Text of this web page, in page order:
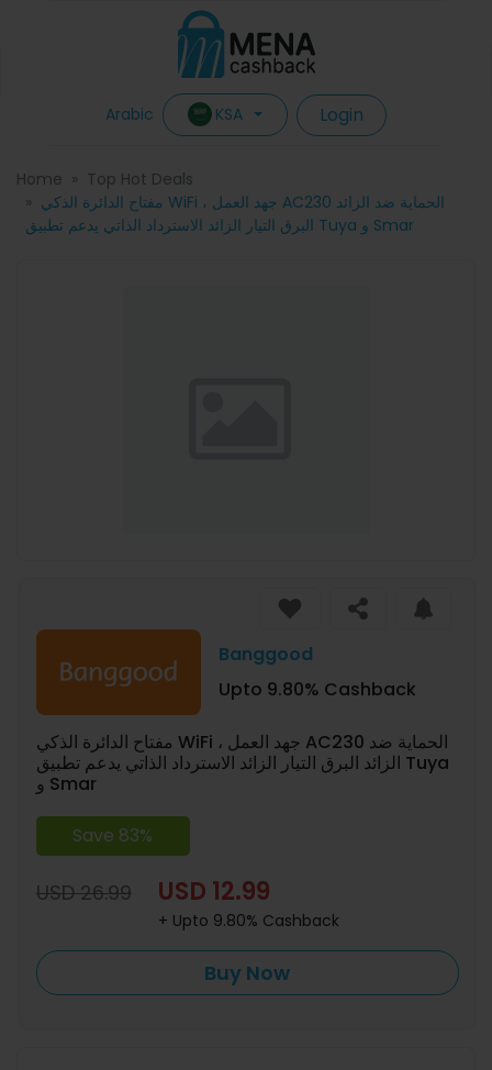
Arabic KSA Login
Home
Top Hot Deals
مفتاح الدائرة الذكي WiFi ، جهد العمل AC230 الحماية ضد الزائد
البرق التيار الزائد الاسترداد الذاتي يدعم تطبيق Tuya و Smar
Banggood
Upto 9.80% Cashback
مفتاح الدائرة الذكي WiFi ، جهد العمل AC230 الحماية ضد
الزائد البرق التيار الزائد الاسترداد الذاتي يدعم تطبيق Tuya
و Smar
Save 83%
USD 26.99 USD 12.99
+ Upto 9.80% Cashback
Buy Now